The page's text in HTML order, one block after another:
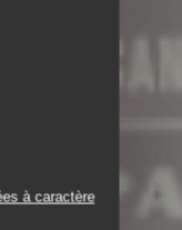
à caractère